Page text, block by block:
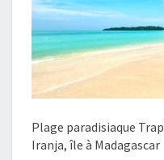
Plage paradisiaque
Iranja, île à Madagascar